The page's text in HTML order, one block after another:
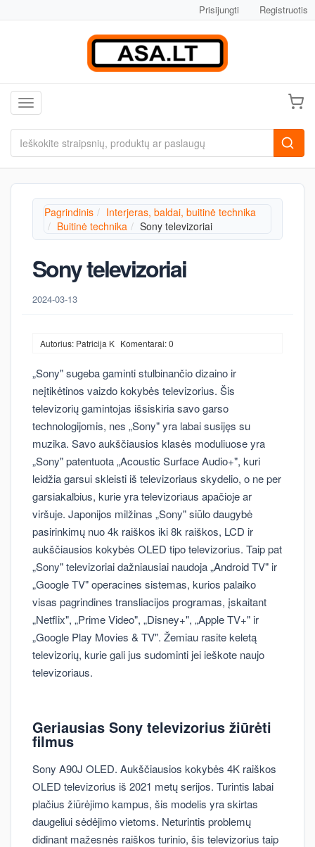
Prisijungti Registruotis
Toggle navigation
Pagrindinis
Interjeras, baldai, buitinė technika
Buitinė technika
Sony televizoriai
Sony televizoriai
2024-03-13
Autorius: Patricija K Komentarai: 0
„Sony" sugeba gaminti stulbinančio dizaino ir
neįtikėtinos vaizdo kokybės televizorius. Šis
televizorių gamintojas išsiskiria savo garso
technologijomis, nes „Sony" yra labai susijęs su
muzika. Savo aukščiausios klasės moduliuose yra
„Sony" patentuota „Acoustic Surface Audio+", kuri
leidžia garsui skleisti iš televizoriaus skydelio, o ne per
garsiakalbius, kurie yra televizoriaus apačioje ar
viršuje. Japonijos milžinas „Sony" siūlo daugybė
pasirinkimų nuo 4k raiškos iki 8k raiškos, LCD ir
aukščiausios kokybės OLED tipo televizorius. Taip pat
„Sony" televizoriai dažniausiai naudoja „Android TV" ir
„Google TV" operacines sistemas, kurios palaiko
visas pagrindines transliacijos programas, įskaitant
„Netflix", „Prime Video", „Disney+", „Apple TV+" ir
„Google Play Movies & TV". Žemiau rasite keletą
televizorių, kurie gali jus sudominti jei ieškote naujo
televizoriaus.
Geriausias Sony televizorius žiūrėti
filmus
Sony A90J OLED. Aukščiausios kokybės 4K raiškos
OLED televizorius iš 2021 metų serijos. Turintis labai
plačius žiūrėjimo kampus, šis modelis yra skirtas
daugeliui sėdėjimo vietoms. Neturintis problemų
didinant mažesnės raiškos turinio, šis televizorius taip